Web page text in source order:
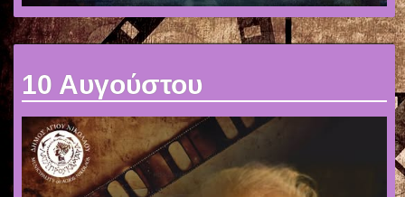
10 Αυγούστου